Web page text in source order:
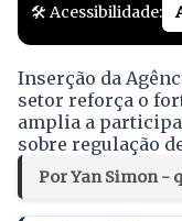
🛠️ Acessibilidade:
Inserção da
setor reforça o
amplia a
sobre regulação
Por Yan Simon -